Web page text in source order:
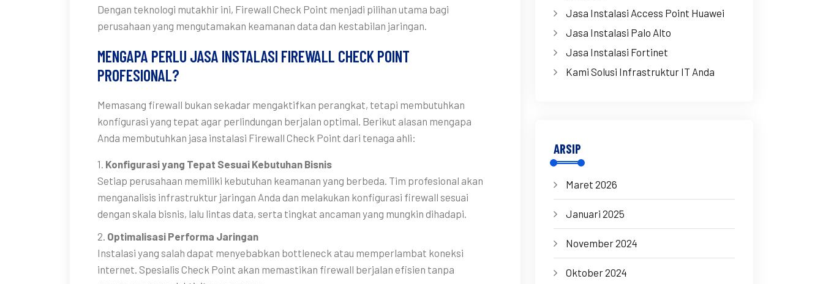
Dengan teknologi mutakhir ini, Firewall Check Point menjadi pilihan utama bagi
perusahaan yang mengutamakan keamanan data dan kestabilan jaringan.
MENGAPA PERLU JASA INSTALASI FIREWALL CHECK POINT
PROFESIONAL?
Memasang firewall bukan sekadar mengaktifkan perangkat, tetapi membutuhkan
konfigurasi yang tepat agar perlindungan berjalan optimal. Berikut alasan mengapa
Anda membutuhkan jasa instalasi Firewall Check Point dari tenaga ahli:
1. Konfigurasi yang Tepat Sesuai Kebutuhan Bisnis
Setiap perusahaan memiliki kebutuhan keamanan yang berbeda. Tim profesional akan
menganalisis infrastruktur jaringan Anda dan melakukan konfigurasi firewall sesuai
dengan skala bisnis, lalu lintas data, serta tingkat ancaman yang mungkin dihadapi.
2. Optimalisasi Performa Jaringan
Instalasi yang salah dapat menyebabkan bottleneck atau memperlambat koneksi
internet. Spesialis Check Point akan memastikan firewall berjalan efisien tanpa
Jasa Instalasi Access Point Huawei
Jasa Instalasi Palo Alto
Jasa Instalasi Fortinet
Kami Solusi Infrastruktur IT Anda
ARSIP
Maret 2026
Januari 2025
November 2024
Oktober 2024